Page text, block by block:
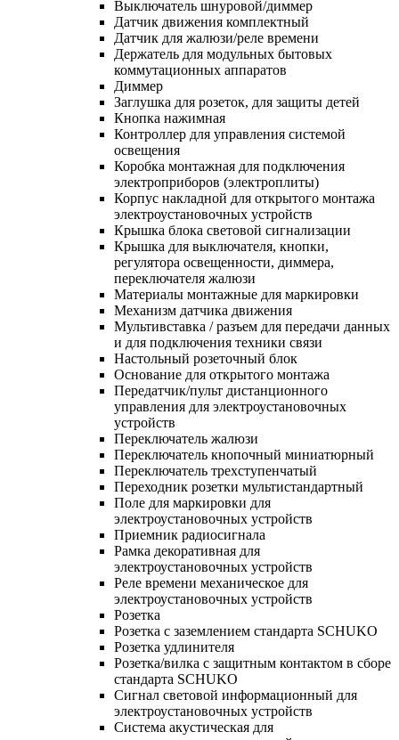
Выключатель шнуровой/диммер
Датчик движения комплектный
Датчик для жалюзи/реле времени
Держатель для модульных бытовых
коммутационных аппаратов
Диммер
Заглушка для розеток, для защиты детей
Кнопка нажимная
Контроллер для управления системой
освещения
Коробка монтажная для подключения
электроприборов (электроплиты)
Корпус накладной для открытого монтажа
электроустановочных устройств
Крышка блока световой сигнализации
Крышка для выключателя, кнопки,
регулятора освещенности, диммера,
переключателя жалюзи
Материалы монтажные для маркировки
Механизм датчика движения
Мультивставка / разъем для передачи данных
и для подключения техники связи
Настольный розеточный блок
Основание для открытого монтажа
Передатчик/пульт дистанционного
управления для электроустановочных
устройств
Переключатель жалюзи
Переключатель кнопочный миниатюрный
Переключатель трехступенчатый
Переходник розетки мультистандартный
Поле для маркировки для
электроустановочных устройств
Приемник радиосигнала
Рамка декоративная для
электроустановочных устройств
Реле времени механическое для
электроустановочных устройств
Розетка
Розетка с заземлением стандарта SCHUKO
Розетка удлинителя
Розетка/вилка с защитным контактом в сборе
стандарта SCHUKO
Сигнал световой информационный для
электроустановочных устройств
Система акустическая для